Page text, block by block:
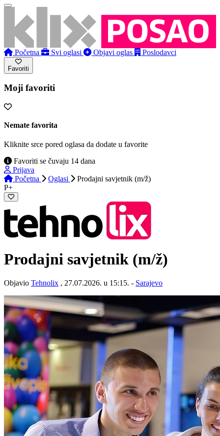
Početna Svi oglasi Objavi oglas Poslodavci
Favoriti
Moji favoriti
Nemate favorita
Kliknite srce pored oglasa da dodate u favorite
Favoriti se čuvaju 14 dana
Prijava
Početna
Oglasi
Prodajni savjetnik (m/ž)
P+
Prodajni savjetnik (m/ž)
Objavio Tehnolix , 27.07.2026. u 15:15. - Sarajevo